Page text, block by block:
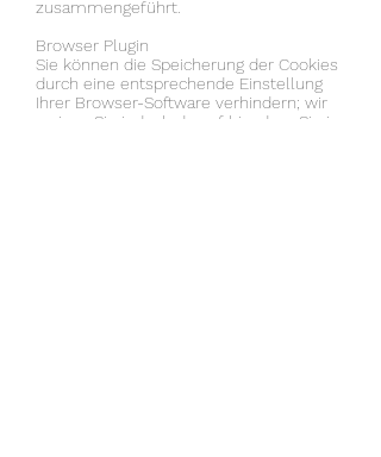
zusammengeführt.
Browser Plugin
Sie können die Speicherung der Cookies
durch eine entsprechende Einstellung
Ihrer Browser-Software verhindern; wir
weisen Sie jedoch darauf hin, dass Sie in